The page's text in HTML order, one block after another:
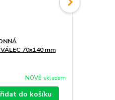
70x140 mm
NOVĚ skladem
do košíku